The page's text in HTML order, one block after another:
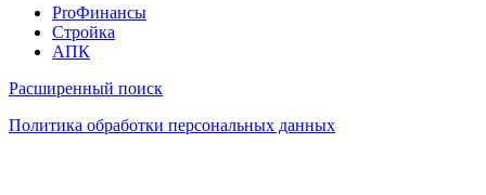
Pro
ProФинансы
Стройка
АПК
Информация
Расширенный поиск
Политика обработки персональных данных